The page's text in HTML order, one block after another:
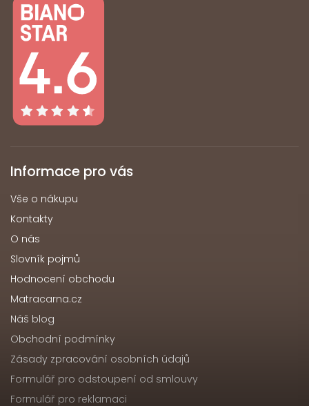
Informace pro vás
Vše o nákupu
Kontakty
O nás
Slovník pojmů
Hodnocení obchodu
Matracarna.cz
Náš blog
Obchodní podmínky
Zásady zpracování osobních údajů
Formulář pro odstoupení od smlouvy
Formulář pro reklamaci